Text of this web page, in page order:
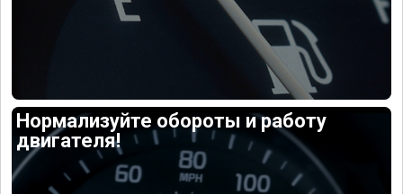
Нормализуйте обороты и работу
двигателя!